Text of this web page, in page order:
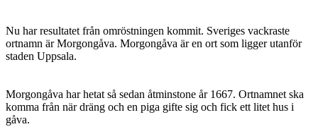
Nu har resultatet från omröstningen kommit. Sveriges vackraste
ortnamn är Morgongåva. Morgongåva är en ort som ligger utanför
staden Uppsala.
Morgongåva har hetat så sedan åtminstone år 1667. Ortnamnet ska
komma från när dräng och en piga gifte sig och fick ett litet hus i
gåva.